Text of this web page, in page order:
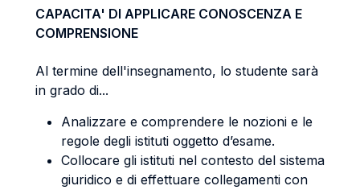
CAPACITA' DI APPLICARE CONOSCENZA E
COMPRENSIONE
Al termine dell'insegnamento, lo studente sarà
in grado di...
Analizzare e comprendere le nozioni e le
regole degli istituti oggetto d’esame.
Collocare gli istituti nel contesto del sistema
giuridico e di effettuare collegamenti con